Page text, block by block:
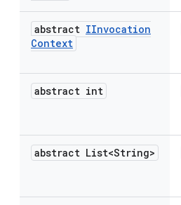
abstract IInvocation
Context
abstract int
abstract List<String>